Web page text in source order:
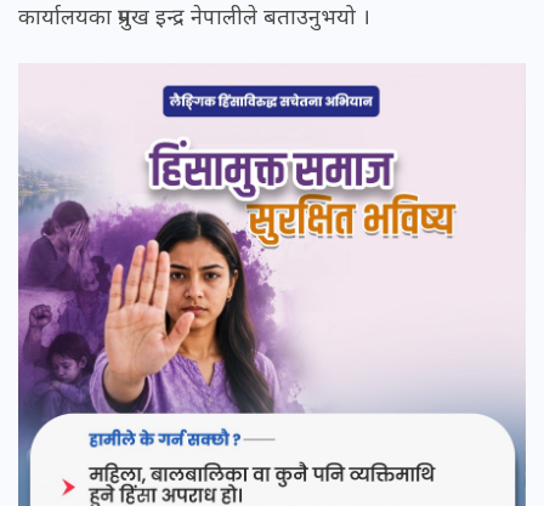
कार्यालयका प्रमुख इन्द्र नेपालीले बताउनुभयो ।